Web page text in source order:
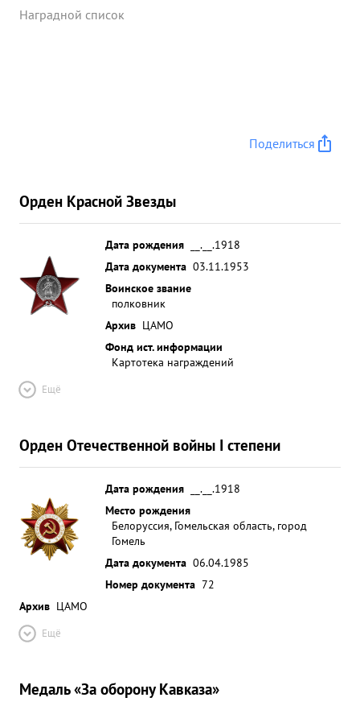
Наградной список
Поделиться
Орден Красной Звезды
Дата рождения
__.__.1918
Дата документа 03.11.1953
Воинское звание
полковник
Архив ЦАМО
Фонд ист. информации
Картотека награждений
Ещё
Орден Отечественной войны I степени
Дата рождения
__.__.1918
Место рождения
Белоруссия, Гомельская область, город
Гомель
Дата документа 06.04.1985
Номер документа 72
Архив ЦАМО
Ещё
Медаль «За оборону Кавказа»